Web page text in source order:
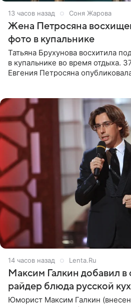
13 часов назад Соня Жарова
Жена Петросяна
фото в купальнике
Татьяна Брухунова восхитила
в купальнике во время отдыха.
Евгения Петросяна
14 часов назад Lenta.Ru
Максим Галкин добавил
райдер блюда русской
Юморист Максим Галкин